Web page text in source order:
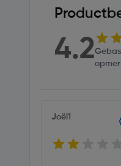
4.2
Joël1